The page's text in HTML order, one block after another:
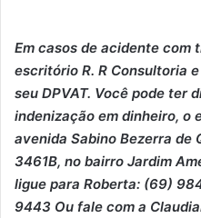
Em casos de acidente com
escritório R. R Consultoria
seu DPVAT. Você pode ter
indenização em dinheiro, o
avenida Sabino Bezerra de
3461B, no bairro Jardim
ligue para Roberta: (69)
9443 Ou fale com a